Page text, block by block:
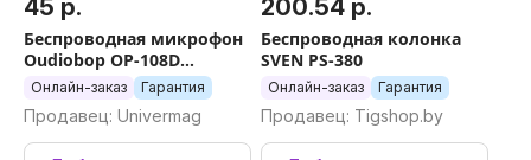
45 р.
Беспроводная микрофон
Oudiobop OP-108D
аккумуляторы: 18650
Онлайн-заказ Гарантия
Продавец: Univermag
200.54 р.
Беспроводная колонка
SVEN PS-380
Онлайн-заказ Гарантия
Продавец: Tigshop.by